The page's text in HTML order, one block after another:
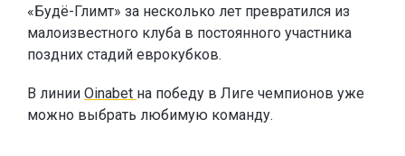
«Будё-Глимт» за несколько лет превратился из
малоизвестного клуба в постоянного участника
поздних стадий еврокубков.
В линии Oinabet на победу в Лиге чемпионов уже
можно выбрать любимую команду.